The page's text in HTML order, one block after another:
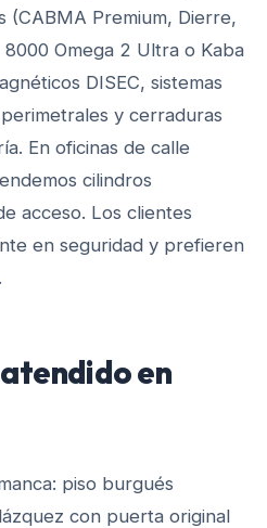
(CABMA Premium, Dierre,
Omega 2 Ultra o Kaba
DISEC, sistemas
y cerraduras
En oficinas de calle
cilindros
acceso. Los clientes
en seguridad y prefieren
en
piso burgués
con puerta original